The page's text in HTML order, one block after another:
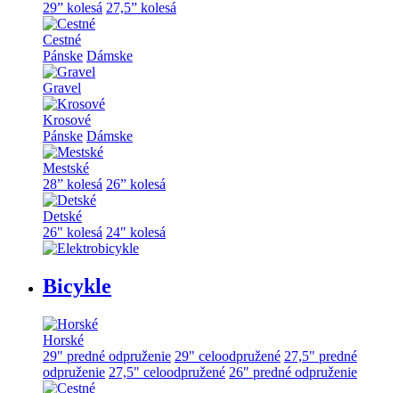
29” kolesá 27,5” kolesá
Cestné
Pánske Dámske
Gravel
Krosové
Pánske Dámske
Mestské
28” kolesá 26” kolesá
Detské
26" kolesá 24" kolesá
Bicykle
Horské
29" predné odpruženie 29" celoodpružené 27,5" predné
odpruženie 27,5" celoodpružené 26" predné odpruženie